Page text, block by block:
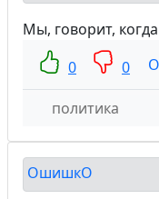
Мы, говорит,
0
0
политика
ОшишкО